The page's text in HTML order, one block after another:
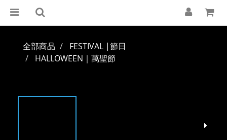
全部商品
FESTIVAL |節日
HALLOWEEN｜萬聖節